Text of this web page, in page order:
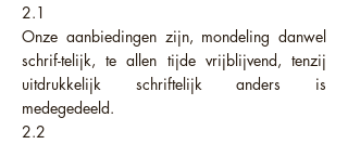
2.1
Onze aanbiedingen zijn, mondeling danwel
schrif-telijk, te allen tijde vrijblijvend, tenzij
uitdrukkelijk schriftelijk anders is
medegedeeld.
2.2